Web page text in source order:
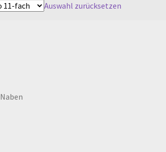
Auswahl zurücksetzen
Naben